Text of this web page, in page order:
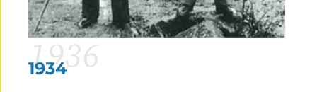
1934
1936